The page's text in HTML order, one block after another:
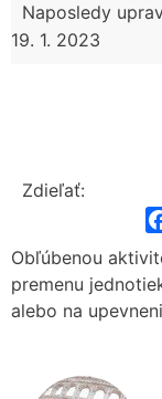
Naposledy
19. 1. 2023
Zdieľať:
Obľúbenou
premenu
alebo na